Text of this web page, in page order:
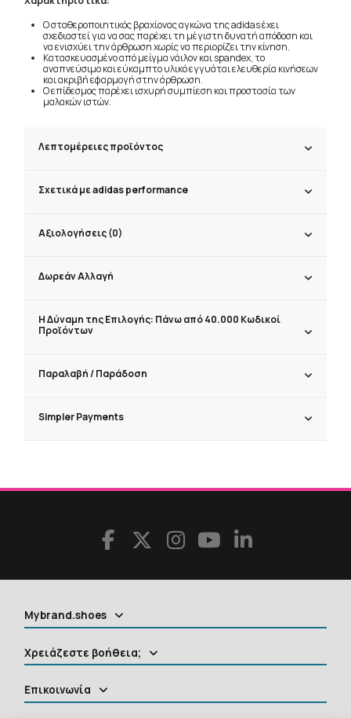
Ο σταθεροποιητικός βραχίονας αγκώνα της adidas έχει
σχεδιαστεί για να σας παρέχει τη μέγιστη δυνατή απόδοση και
να ενισχύει την άρθρωση χωρίς να περιορίζει την κίνηση.
Κατασκευασμένο από μείγμα νάιλον και spandex, το
αναπνεύσιμο και εύκαμπτο υλικό εγγυάται ελευθερία κινήσεων
και ακριβή εφαρμογή στην άρθρωση.
Ο επίδεσμος παρέχει ισχυρή συμπίεση και προστασία των
μαλακών ιστών.
Λεπτομέρειες προϊόντος
Σχετικά με adidas performance
Αξιολογήσεις (0)
Δωρεάν Αλλαγή
Η Δύναμη της Επιλογής: Πάνω από 40.000 Κωδικοί
Προϊόντων
Παραλαβή / Παράδoση
Simpler Payments
Mybrand.shoes
Χρειάζεστε βοήθεια;
Επικοινωνία